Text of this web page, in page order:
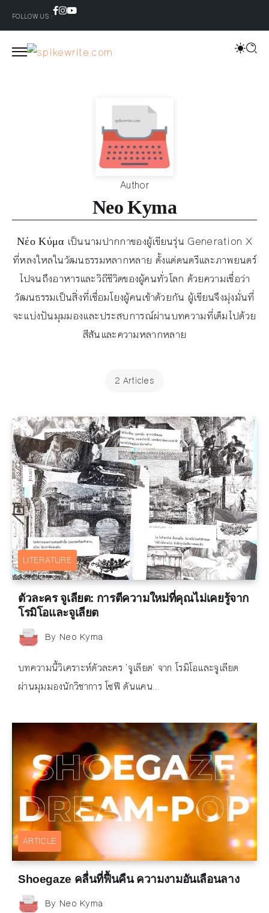
FOLLOW US :
Author
Neo Kyma
Νέο Κύμα เป็นนามปากกาของผู้เขียนรุ่น Generation X
ที่หลงใหลในวัฒนธรรมหลากหลาย ตั้งแต่ดนตรีและภาพยนตร์
ไปจนถึงอาหารและวิถีชีวิตของผู้คนทั่วโลก ด้วยความเชื่อว่า
วัฒนธรรมเป็นสิ่งที่เชื่อมโยงผู้คนเข้าด้วยกัน ผู้เขียนจึงมุ่งมั่นที่
จะแบ่งปันมุมมองและประสบการณ์ผ่านบทความที่เต็มไปด้วย
สีสันและความหลากหลาย
2 Articles
LITERATURE
ตัวละคร จูเลียต: การตีความใหม่ที่คุณไม่เคยรู้จาก
โรมิโอและจูเลียต
By Neo Kyma
บทความนี้วิเคราะห์ตัวละคร 'จูเลียต' จาก โรมิโอและจูเลียต
ผ่านมุมมองนักวิชาการ โซฟี ดันแคน...
ARTICLE
Shoegaze คลื่นที่ฟื้นคืน ความงามอันเลือนลาง
By Neo Kyma